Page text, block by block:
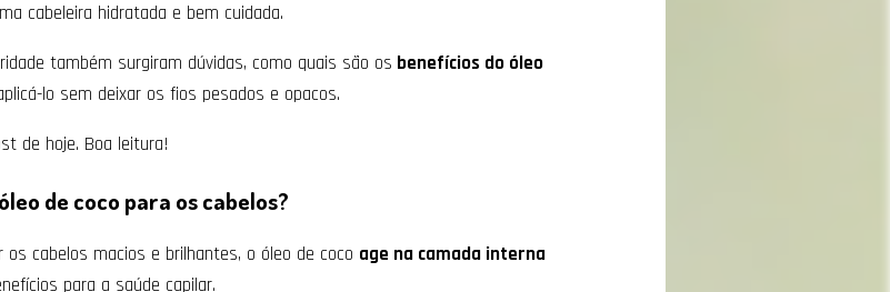
cabeleira hidratada e bem cuidada.
também surgiram dúvidas, como quais são os benefícios do óleo
lo sem deixar os fios pesados e opacos.
de hoje. Boa leitura!
de coco para os cabelos?
os cabelos macios e brilhantes, o óleo de coco age na camada interna
para a saúde capilar.